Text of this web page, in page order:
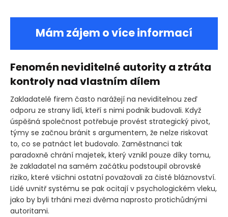
Mám zájem o více informací
Fenomén neviditelné autority a ztráta
kontroly nad vlastním dílem
Zakladatelé firem často narážejí na neviditelnou zeď
odporu ze strany lidí, kteří s nimi podnik budovali. Když
úspěšná společnost potřebuje provést strategický pivot,
týmy se začnou bránit s argumentem, že nelze riskovat
to, co se patnáct let budovalo. Zaměstnanci tak
paradoxně chrání majetek, který vznikl pouze díky tomu,
že zakladatel na samém začátku podstoupil obrovské
riziko, které všichni ostatní považovali za čisté bláznovství.
Lidé uvnitř systému se pak ocitají v psychologickém vleku,
jako by byli trháni mezi dvěma naprosto protichůdnými
autoritami.